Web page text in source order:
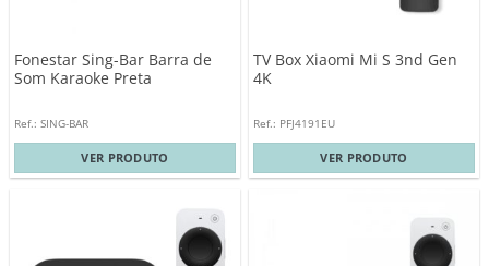
Fonestar Sing-Bar Barra de
Som Karaoke Preta
Ref.: SING-BAR
VER PRODUTO
TV Box Xiaomi Mi S 3nd Gen
4K
Ref.: PFJ4191EU
VER PRODUTO